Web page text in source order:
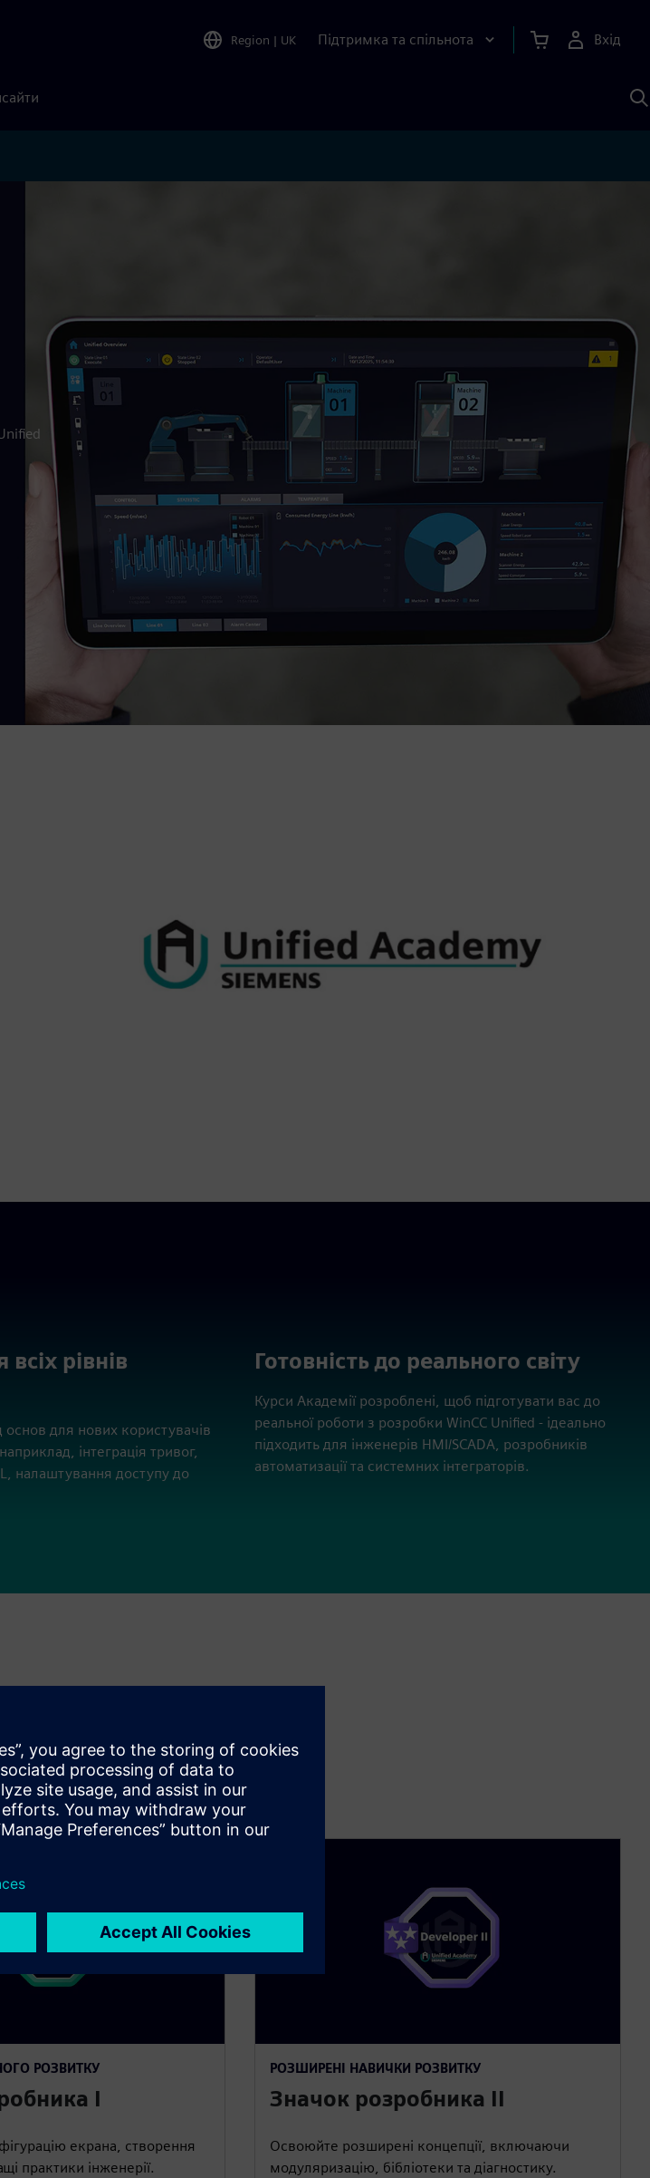
Region | UK Підтримка та спільнота Вхід
рівнів
основ для нових користувачів
інтеграція тривог,
налаштування доступу до
Готовність до реального світу
Курси Академії розроблені, щоб підготувати вас до
реальної роботи з розробки WinCC Unified - ідеально
підходить для інженерів HMI/SCADA, розробників
автоматизації та системних інтеграторів.
навички в
знань до
РОЗВИТКУ
I
екрана, створення
практики інженерії.
РОЗШИРЕНІ НАВИЧКИ РОЗВИТКУ
Значок розробника II
Освоюйте розширені концепції, включаючи
модуляризацію, бібліотеки та діагностику.